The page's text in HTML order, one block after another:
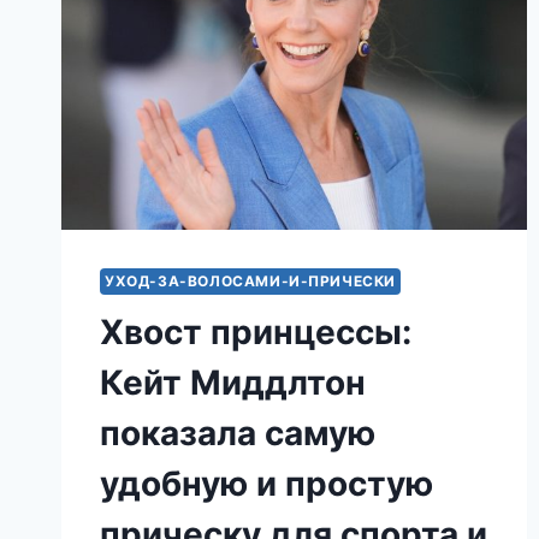
УХОД-ЗА-ВОЛОСАМИ-И-ПРИЧЕСКИ
Хвост принцессы:
Кейт Миддлтон
показала самую
удобную и простую